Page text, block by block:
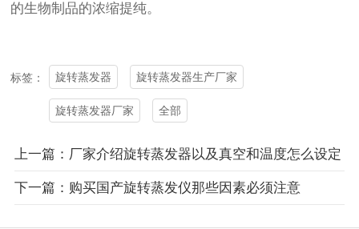
的生物制品的浓缩提纯。
标签： 旋转蒸发器 旋转蒸发器生产厂家
旋转蒸发器厂家 全部
上一篇：厂家介绍旋转蒸发器以及真空和温度怎么设定
下一篇：购买国产旋转蒸发仪那些因素必须注意